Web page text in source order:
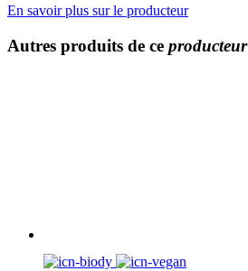
En savoir plus sur le producteur
Autres produits de ce producteur